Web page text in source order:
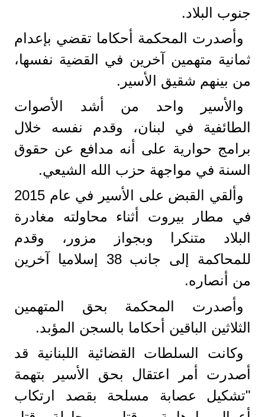
جنوب البلاد.
وأصدرت المحكمة أحكاما تقضي بإعدام
ثمانية متهمين آخرين في القضية نفسها،
من بينهم شقيق الأسير.
والأسير واحد من أشد الأصوات
الطائفية في لبنان، وقدم نفسه خلال
برامج حوارية على أنه مدافع عن حقوق
السنة في مواجهة حزب الله الشيعي.
وألقي القبض على الأسير في عام 2015
في مطار بيروت أثناء محاولته مغادرة
البلاد متنكرا وبجواز مزور، وقدم
للمحاكمة إلى جانب 38 إسلاميا آخرين
من أنصاره.
وأصدرت المحكمة بحق المتهمين
الثلاثين الباقين أحكاما بالسجن المؤبد.
وكانت السلطات القضائية اللبنانية قد
أصدرت أمر اعتقال بحق الأسير بتهمة
"تشكيل عصابة مسلحة بقصد ارتكاب